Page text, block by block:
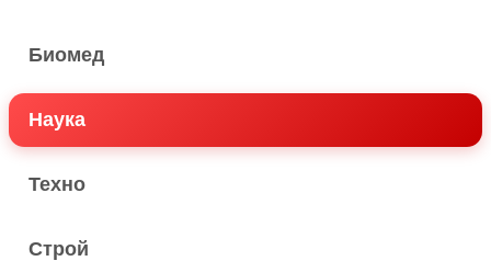
Биомед
Наука
Техно
Строй